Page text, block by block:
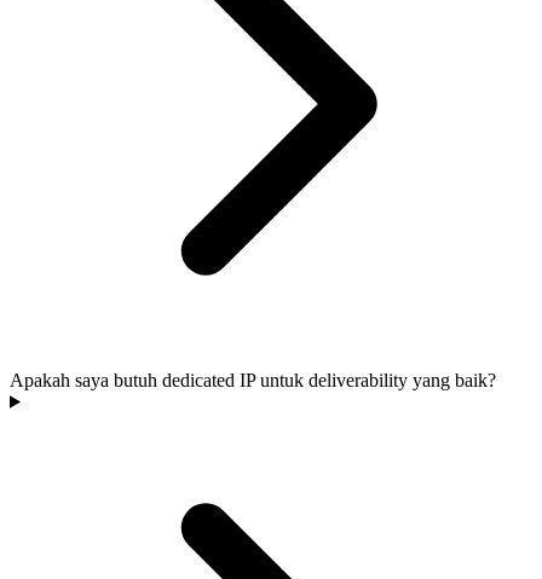
Apakah saya butuh dedicated IP untuk deliverability yang baik?